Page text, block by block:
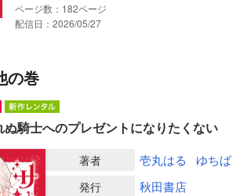
182
配信日：2026/05/27
の巻
騎士へのプレゼントになりたくない
著者 壱丸はる ゆちば
発行 秋田書店